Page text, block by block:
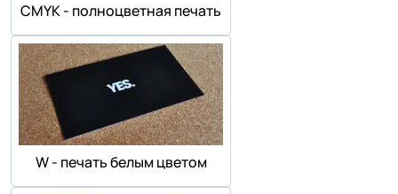
СMYK - полноцветная печать
W - печать белым цветом